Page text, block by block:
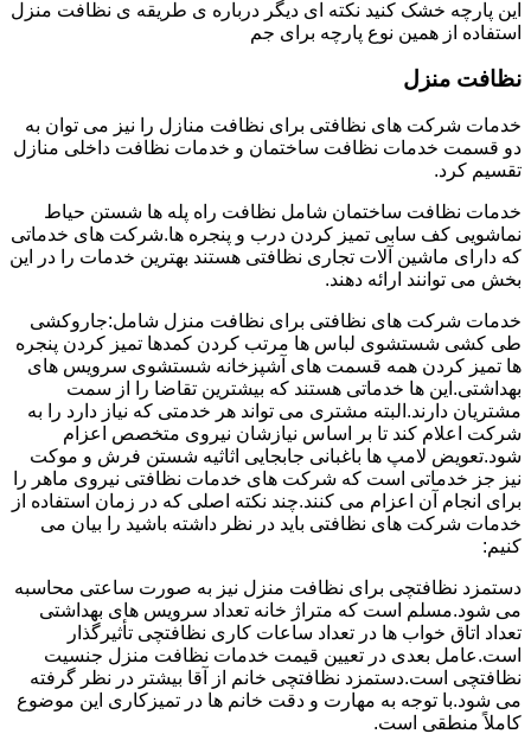
این پارچه خشک کنید نکته ای دیگر درباره ی طریقه ی نظافت منزل
استفاده از همین نوع پارچه برای جم
نظافت منزل
خدمات شرکت های نظافتی برای نظافت منازل را نیز می توان به
دو قسمت خدمات نظافت ساختمان و خدمات نظافت داخلی منازل
تقسیم کرد.
خدمات نظافت ساختمان شامل نظافت راه پله ها شستن حیاط
نماشویی کف سابی تمیز کردن درب و پنجره ها.شرکت های خدماتی
که دارای ماشین آلات تجاری نظافتی هستند بهترین خدمات را در این
بخش می توانند ارائه دهند.
خدمات شرکت های نظافتی برای نظافت منزل شامل:جاروکشی
طی کشی شستشوی لباس ها مرتب کردن کمدها تمیز کردن پنجره
ها تمیز کردن همه قسمت های آشپزخانه شستشوی سرویس های
بهداشتی.این ها خدماتی هستند که بیشترین تقاضا را از سمت
مشتریان دارند.البته مشتری می تواند هر خدمتی که نیاز دارد را به
شرکت اعلام کند تا بر اساس نیازشان نیروی متخصص اعزام
شود.تعویض لامپ ها باغبانی جابجایی اثاثیه شستن فرش و موکت
نیز جز خدماتی است که شرکت های خدمات نظافتی نیروی ماهر را
برای انجام آن اعزام می کنند.چند نکته اصلی که در زمان استفاده از
خدمات شرکت های نظافتی باید در نظر داشته باشید را بیان می
کنیم:
دستمزد نظافتچی برای نظافت منزل نیز به صورت ساعتی محاسبه
می شود.مسلم است که متراژ خانه تعداد سرویس های بهداشتی
تعداد اتاق خواب ها در تعداد ساعات کاری نظافتچی تأثیرگذار
است.عامل بعدی در تعیین قیمت خدمات نظافت منزل جنسیت
نظافتچی است.دستمزد نظافتچی خانم از آقا بیشتر در نظر گرفته
می شود.با توجه به مهارت و دقت خانم ها در تمیزکاری این موضوع
کاملاً منطقی است.